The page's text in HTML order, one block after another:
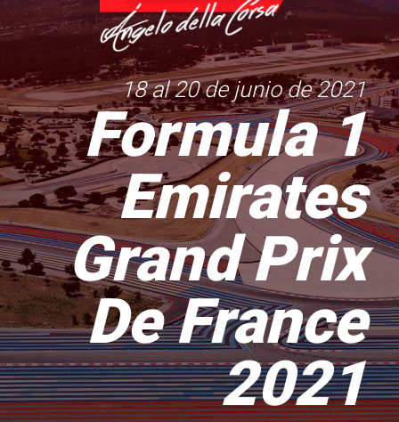
18 al 20 de junio de 2021
Formula 1
Emirates
Grand Prix
De France
2021